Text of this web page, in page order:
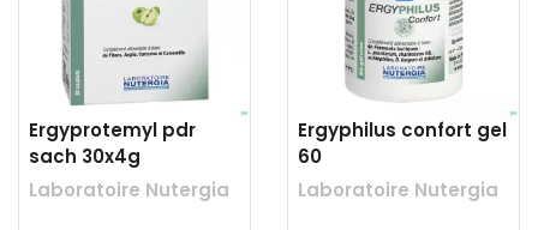
Ergyprotemyl pdr
sach 30x4g
Laboratoire Nutergia
Ergyphilus confort gel
60
Laboratoire Nutergia